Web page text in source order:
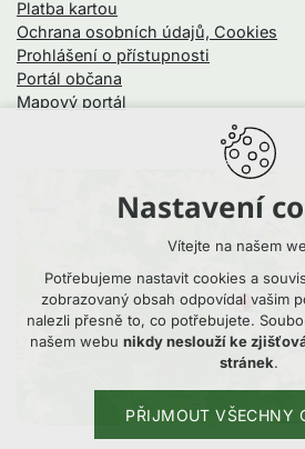
Platba kartou
Ochrana osobních údajů, Cookies
Prohlášení o přístupnosti
Portál občana
Mapový portál
Nastavení
Vítejte na našem
Potřebujeme nastavit cookies a
zobrazovaný obsah odpovídal vašim
nalezli přesně to, co potřebujete.
našem webu nikdy neslouží ke
stránek.
PŘIJMOUT VŠECHNY